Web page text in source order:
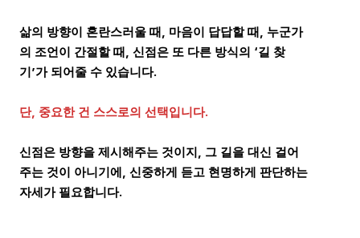
삶의 방향이 혼란스러울 때, 마음이 답답할 때, 누군가
의 조언이 간절할 때, 신점은 또 다른 방식의 ‘길 찾
기’가 되어줄 수 있습니다.
단, 중요한 건 스스로의 선택입니다.
신점은 방향을 제시해주는 것이지, 그 길을 대신 걸어
주는 것이 아니기에, 신중하게 듣고 현명하게 판단하는
자세가 필요합니다.